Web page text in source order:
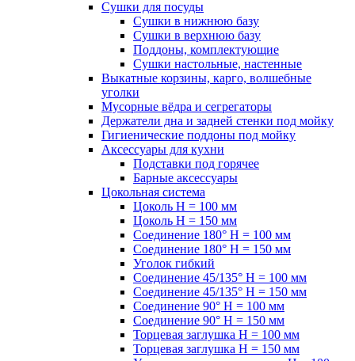
Сушки для посуды
Сушки в нижнюю базу
Сушки в верхнюю базу
Поддоны, комплектующие
Сушки настольные, настенные
Выкатные корзины, карго, волшебные
уголки
Мусорные вёдра и сегрегаторы
Держатели дна и задней стенки под мойку
Гигиенические поддоны под мойку
Аксессуары для кухни
Подставки под горячее
Барные аксессуары
Цокольная система
Цоколь H = 100 мм
Цоколь H = 150 мм
Соединение 180° H = 100 мм
Соединение 180° H = 150 мм
Уголок гибкий
Соединение 45/135° H = 100 мм
Соединение 45/135° H = 150 мм
Соединение 90° H = 100 мм
Соединение 90° H = 150 мм
Торцевая заглушка H = 100 мм
Торцевая заглушка H = 150 мм